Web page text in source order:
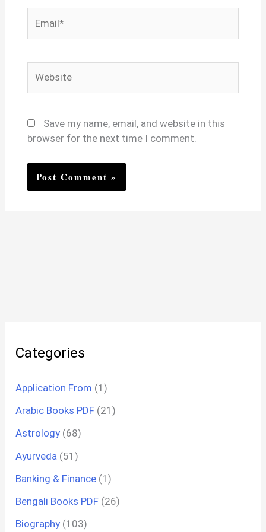
Save my name, email, and website in this
browser for the next time I comment.
Categories
Application From (1)
Arabic Books PDF (21)
Astrology (68)
Ayurveda (51)
Banking & Finance (1)
Bengali Books PDF (26)
Biography (103)